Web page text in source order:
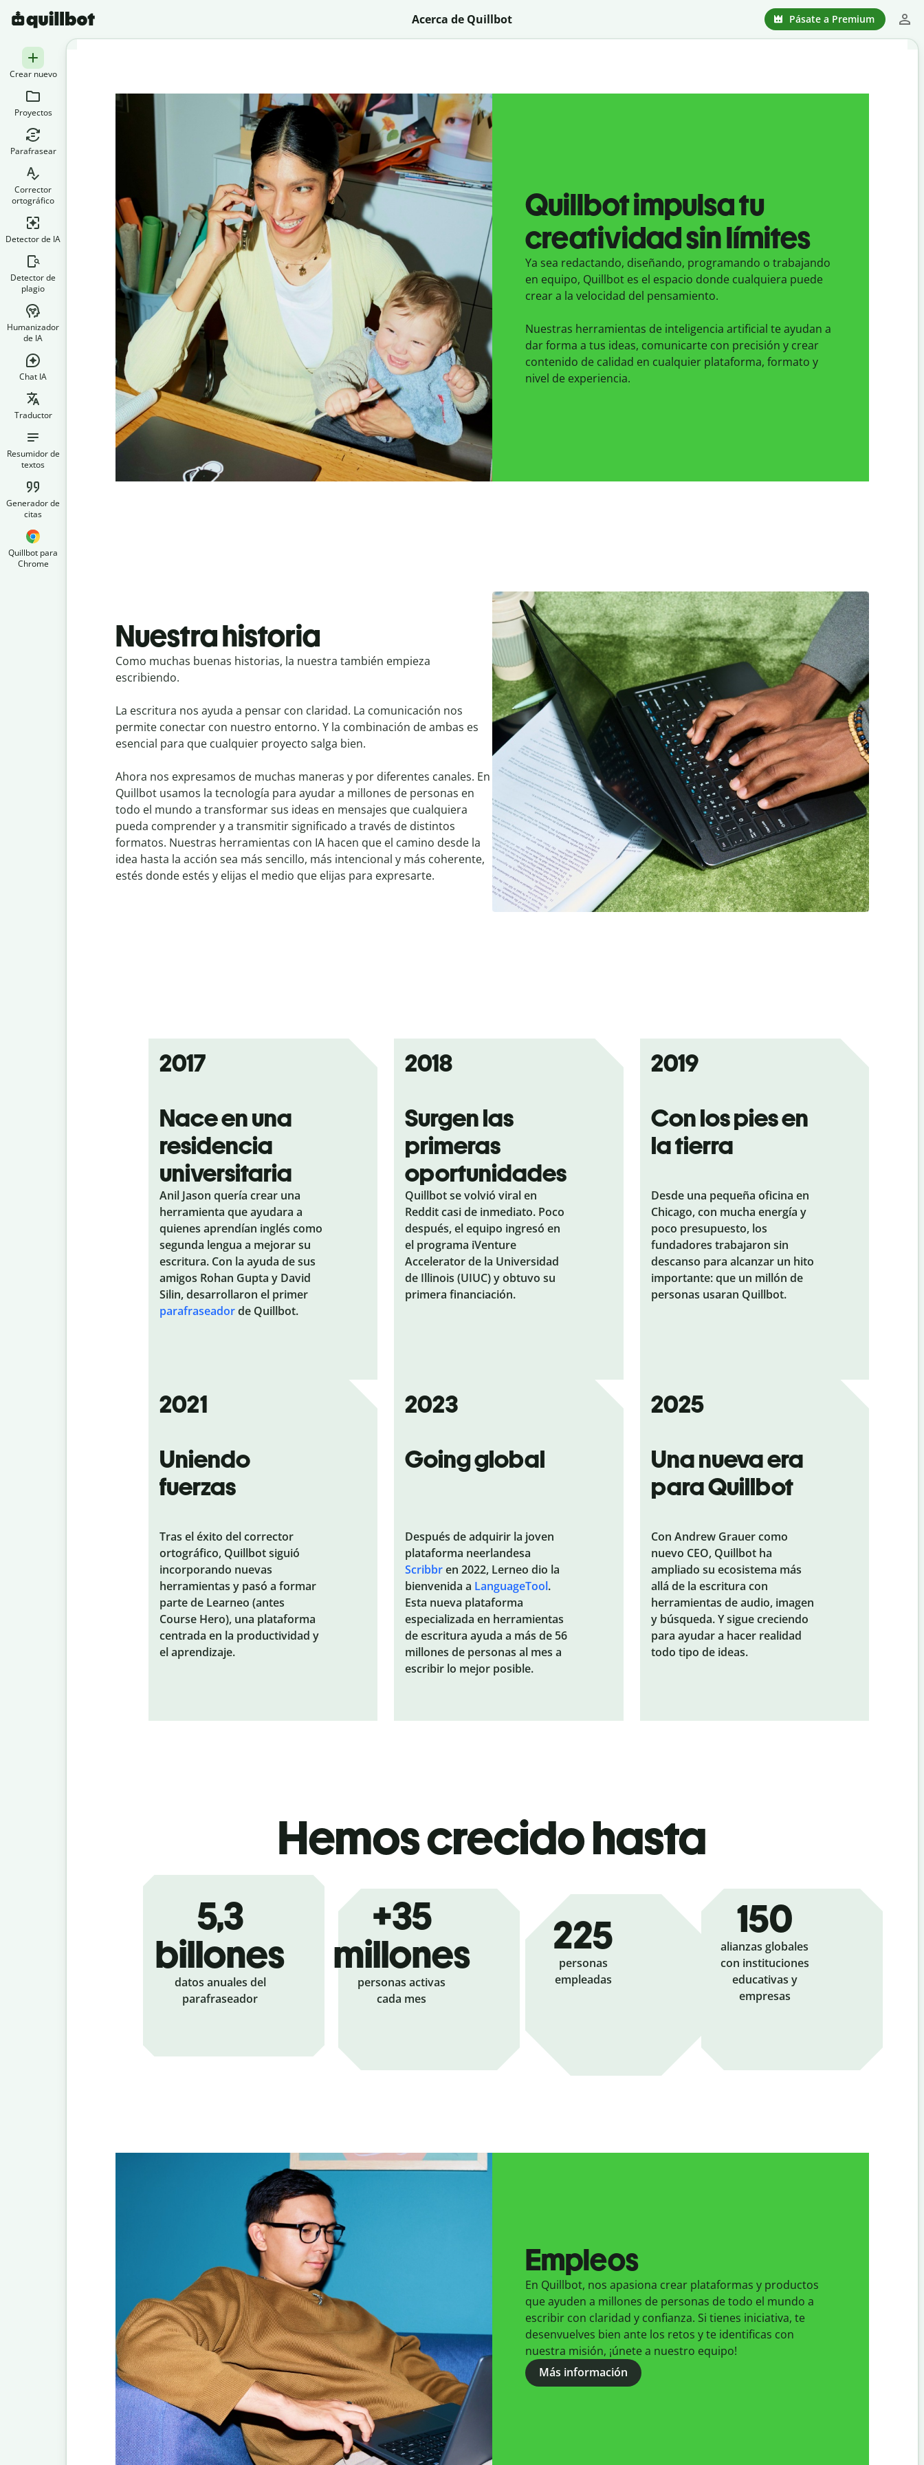
Acerca de Quillbot Pásate a Premium
Crear nuevo
Proyectos
Parafrasear
Corrector
ortográfico
Detector de IA
Detector de
plagio
Humanizador
de IA
Chat IA
Traductor
Resumidor de
textos
Generador de
citas
Quillbot para
Chrome
Quillbot impulsa tu
creatividad sin límites
Ya sea redactando, diseñando, programando o trabajando
en equipo, Quillbot es el espacio donde cualquiera puede
crear a la velocidad del pensamiento.
Nuestras herramientas de inteligencia artificial te ayudan a
dar forma a tus ideas, comunicarte con precisión y crear
contenido de calidad en cualquier plataforma, formato y
nivel de experiencia.
Nuestra historia
Como muchas buenas historias, la nuestra también empieza
escribiendo.
La escritura nos ayuda a pensar con claridad. La comunicación nos
permite conectar con nuestro entorno. Y la combinación de ambas es
esencial para que cualquier proyecto salga bien.
Ahora nos expresamos de muchas maneras y por diferentes canales. En
Quillbot usamos la tecnología para ayudar a millones de personas en
todo el mundo a transformar sus ideas en mensajes que cualquiera
pueda comprender y a transmitir significado a través de distintos
formatos. Nuestras herramientas con IA hacen que el camino desde la
idea hasta la acción sea más sencillo, más intencional y más coherente,
estés donde estés y elijas el medio que elijas para expresarte.
2017
Nace en una
residencia
universitaria
Anil Jason quería crear una
herramienta que ayudara a
quienes aprendían inglés como
segunda lengua a mejorar su
escritura. Con la ayuda de sus
amigos Rohan Gupta y David
Silin, desarrollaron el primer
parafraseadorde Quillbot.
2018
Surgen las
primeras
oportunidades
Quillbot se volvió viral en
Reddit casi de inmediato. Poco
después, el equipo ingresó en
el programa iVenture
Accelerator de la Universidad
de Illinois (UIUC) y obtuvo su
primera financiación.
2019
Con los pies en
la tierra
Desde una pequeña oficina en
Chicago, con mucha energía y
poco presupuesto, los
fundadores trabajaron sin
descanso para alcanzar un hito
importante: que un millón de
personas usaran Quillbot.
2021
Uniendo
fuerzas
Tras el éxito del corrector
ortográfico, Quillbot siguió
incorporando nuevas
herramientas y pasó a formar
parte de Learneo (antes
Course Hero), una plataforma
centrada en la productividad y
el aprendizaje.
2023
Going global
Después de adquirir la joven
plataforma neerlandesa
Scribbren 2022, Lerneo dio la
bienvenida a LanguageTool.
Esta nueva plataforma
especializada en herramientas
de escritura ayuda a más de 56
millones de personas al mes a
escribir lo mejor posible.
2025
Una nueva era
para Quillbot
Con Andrew Grauer como
nuevo CEO, Quillbot ha
ampliado su ecosistema más
allá de la escritura con
herramientas de audio, imagen
y búsqueda. Y sigue creciendo
para ayudar a hacer realidad
todo tipo de ideas.
Hemos crecido hasta
5,3
billones
datos anuales del
parafraseador
+35
millones
personas activas
cada mes
225
personas
empleadas
150
alianzas globales
con instituciones
educativas y
empresas
Empleos
En Quillbot, nos apasiona crear plataformas y productos
que ayuden a millones de personas de todo el mundo a
escribir con claridad y confianza. Si tienes iniciativa, te
desenvuelves bien ante los retos y te identificas con
nuestra misión, ¡únete a nuestro equipo!
Más información